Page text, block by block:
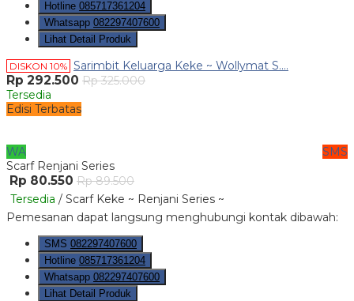
Hotline 085717361204
Whatsapp 082297407600
Lihat Detail Produk
DISKON 10% Sarimbit Keluarga Keke ~ Wollymat S....
Rp 292.500 Rp 325.000
Tersedia
Edisi Terbatas
WA
SMS
Scarf Renjani Series
Rp 80.550 Rp 89.500
Tersedia / Scarf Keke ~ Renjani Series ~
Pemesanan dapat langsung menghubungi kontak dibawah:
SMS 082297407600
Hotline 085717361204
Whatsapp 082297407600
Lihat Detail Produk